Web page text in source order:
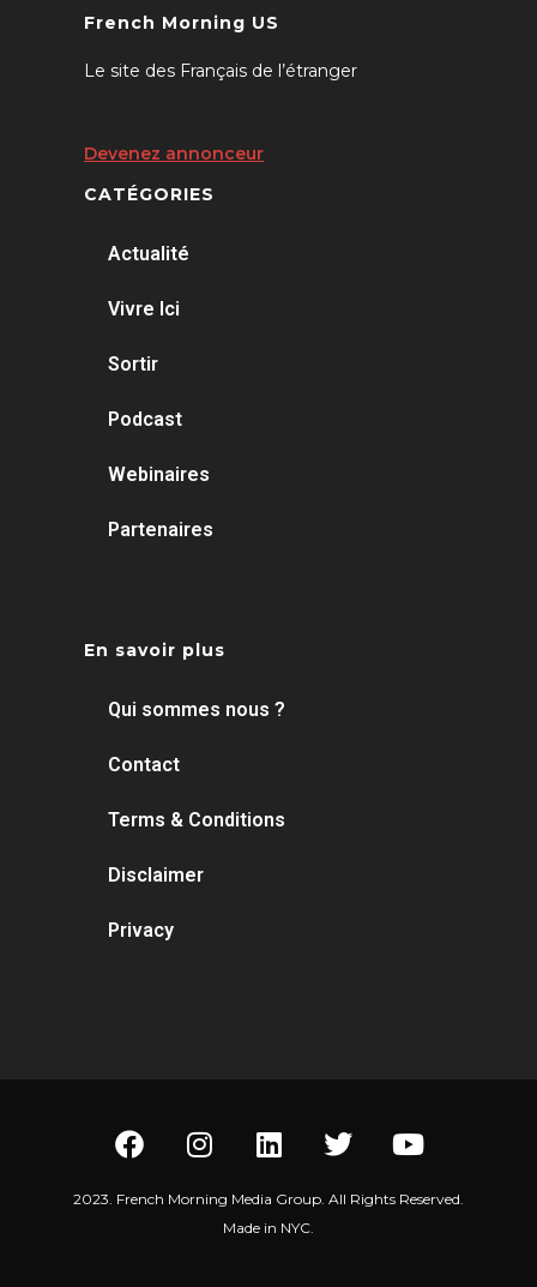
French Morning US
Le site des Français de l’étranger
Devenez annonceur
CATÉGORIES
Actualité
Vivre Ici
Sortir
Podcast
Webinaires
Partenaires
En savoir plus
Qui sommes nous ?
Contact
Terms & Conditions
Disclaimer
Privacy
2023. French Morning Media Group. All Rights Reserved.
Made in NYC.